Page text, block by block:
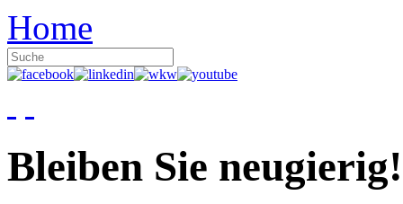
Home
Bleiben Sie neugierig!